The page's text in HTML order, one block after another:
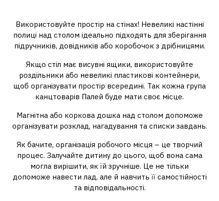
Використовуйте простір на стінах! Невеликі настінні
полиці над столом ідеально підходять для зберігання
підручників, довідників або коробочок з дрібницями.
Якщо стіл має висувні ящики, використовуйте
роздільники або невеликі пластикові контейнери,
щоб організувати простір всередині. Так кожна група
канцтоварів Палей буде мати своє місце.
Магнітна або коркова дошка над столом допоможе
організувати розклад, нагадування та списки завдань.
Як бачите, організація робочого місця – це творчий
процес. Залучайте дитину до цього, щоб вона сама
могла вирішити, як їй зручніше. Це не тільки
допоможе навести лад, але й навчить її самостійності
та відповідальності.